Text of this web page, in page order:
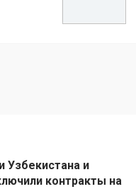
Узбекистана и
контракты на